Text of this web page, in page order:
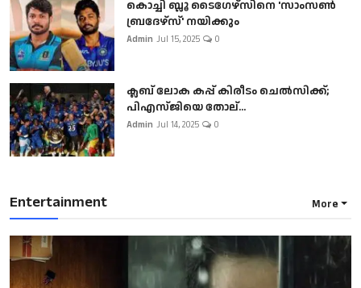
കൊച്ചി ബ്ലൂ ടൈഗേഴ്സിനെ 'സാംസൺ
ബ്രദേഴ്സ്' നയിക്കും
Admin Jul 15, 2025 0
ക്ലബ് ലോക കപ്പ് കിരീടം ചെല്‍സിക്ക്;
പിഎസ്ജിയെ തോല്...
Admin Jul 14, 2025 0
Entertainment More